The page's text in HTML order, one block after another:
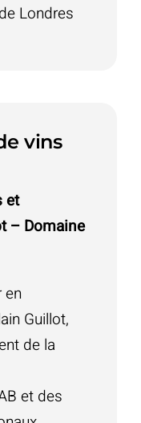
Londres
vins
et
– Domaine
en
Guillot,
de la
et des